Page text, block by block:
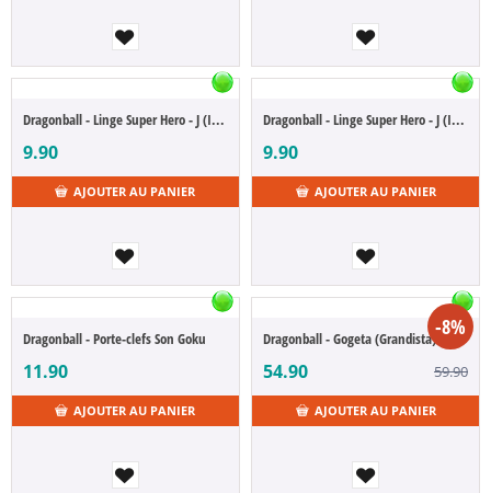
Dragonball - Linge Super Hero - J (Ichibansho)
9.90
AJOUTER AU PANIER
Dragonball - Linge Super Hero - J (Ichibansho)
9.90
AJOUTER AU PANIER
Dragonball - Porte-clefs Son Goku
11.90
AJOUTER AU PANIER
-8%
Dragonball - Gogeta (Grandista)
54.90 59.90
AJOUTER AU PANIER